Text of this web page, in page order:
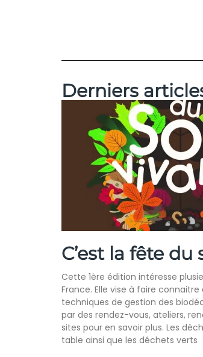
Derniers
C’est la fête du
Cette 1ère édition intéresse
France. Elle vise à faire
techniques de gestion des
par des rendez-vous, ateliers,
sites pour en savoir plus. Les
table ainsi que les déchets verts